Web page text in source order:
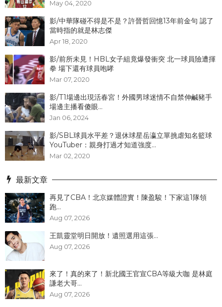
May 04, 2020
影/中華隊碰不得是不是？許晉哲回憶13年前金句 認了
當時指的就是林志傑
Apr 18, 2020
影/前所未見！HBL女子組竟爆發衝突 北一球員險遭揮
拳 場下還有球員咆哮
Mar 07, 2020
影/T1場邊出現活春宮！外國男球迷情不自禁伸鹹豬手
場邊主播看傻眼...
Jan 06, 2024
影/SBL球員水平差？退休球星岳瀛立單挑虐知名籃球
YouTuber：親身打過才知道強度...
Mar 02, 2020
最新文章
再見了CBA！北京媒體證實！陳盈駿！下家這1隊領
跑...
Aug 07, 2026
王凱靈堂明日開放！遺照選用這張...
Aug 07, 2026
來了！真的來了！新北國王官宣CBA等級大咖 是林庭
謙老大哥...
Aug 07, 2026